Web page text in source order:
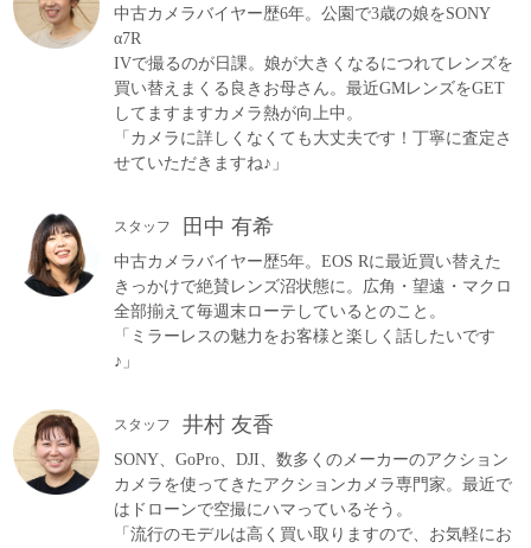
中古カメラバイヤー歴6年。公園で3歳の娘をSONY
α7R
IVで撮るのが日課。娘が大きくなるにつれてレンズを
買い替えまくる良きお母さん。最近GMレンズをGET
してますますカメラ熱が向上中。
「カメラに詳しくなくても大丈夫です！丁寧に査定さ
せていただきますね♪」
スタッフ 田中 有希
中古カメラバイヤー歴5年。EOS Rに最近買い替えた
きっかけで絶賛レンズ沼状態に。広角・望遠・マクロ
全部揃えて毎週末ローテしているとのこと。
「ミラーレスの魅力をお客様と楽しく話したいです
♪」
スタッフ 井村 友香
SONY、GoPro、DJI、数多くのメーカーのアクション
カメラを使ってきたアクションカメラ専門家。最近で
はドローンで空撮にハマっているそう。
「流行のモデルは高く買い取りますので、お気軽にお